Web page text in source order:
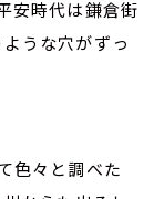
安時代は鎌倉街
うな穴がずっ
色々と調べた